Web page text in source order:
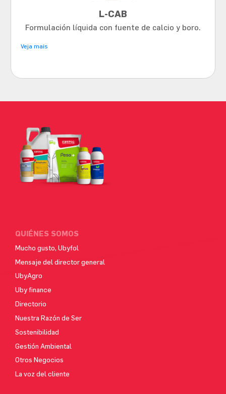
L-CAB
Formulación líquida con fuente de calcio y boro.
Veja mais
QUIÉNES SOMOS
Mucho gusto, Ubyfol
Mensaje del director general
UbyAgro
Uby finance
Directorio
Nuestra Razón de Ser
Sostenibilidad
Gestión Ambiental
Otros Negocios
La voz del cliente